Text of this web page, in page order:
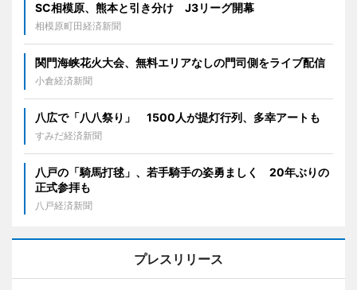
SC相模原、熊本と引き分け J3リーグ開幕
相模原町田経済新聞
関門海峡花火大会、無料エリアなしの門司側をライブ配信
小倉経済新聞
八広で「八八祭り」 1500人が提灯行列、多幸アートも
すみだ経済新聞
八戸の「騎馬打毬」、若手騎手の姿勇ましく 20年ぶりの
正式参拝も
八戸経済新聞
プレスリリース